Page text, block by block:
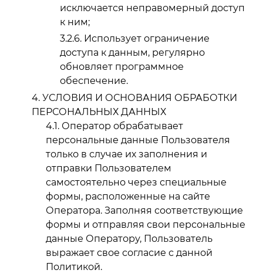
исключается неправомерный доступ
к ним;
Использует ограничение
доступа к данным, регулярно
обновляет программное
обеспечение.
УСЛОВИЯ И ОСНОВАНИЯ ОБРАБОТКИ
ПЕРСОНАЛЬНЫХ ДАННЫХ
Оператор обрабатывает
персональные данные Пользователя
только в случае их заполнения и
отправки Пользователем
самостоятельно через специальные
формы, расположенные на сайте
Оператора. Заполняя соответствующие
формы и отправляя свои персональные
данные Оператору, Пользователь
выражает свое согласие с данной
Политикой.